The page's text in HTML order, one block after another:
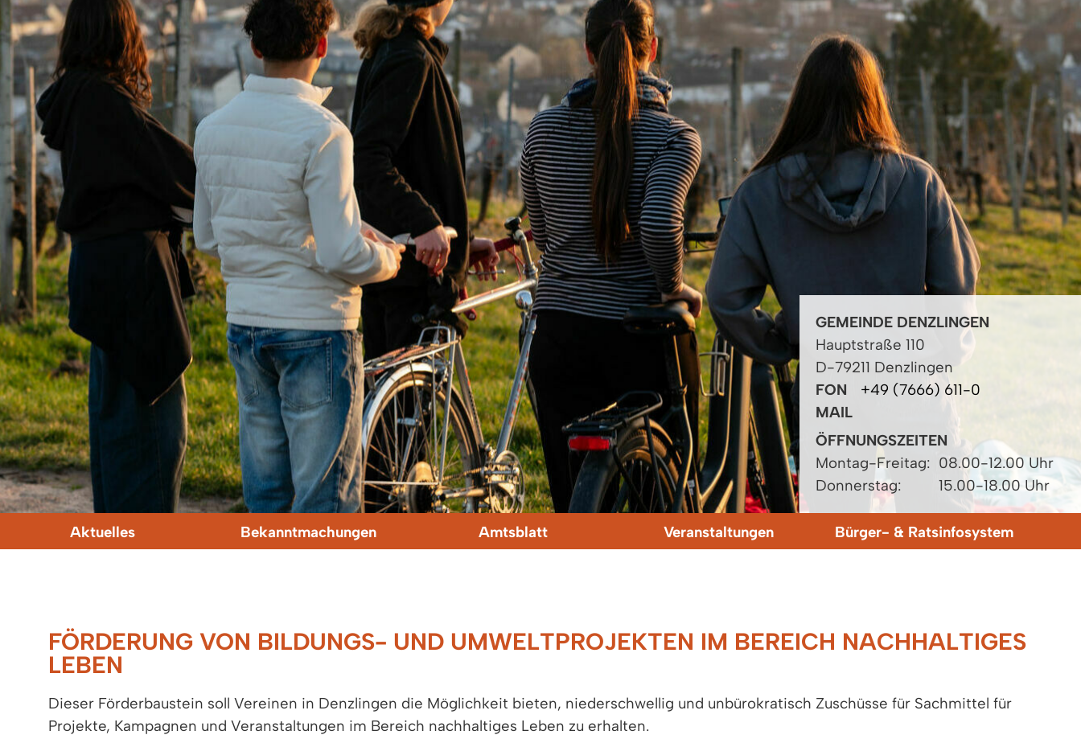
GEMEINDE DENZLINGEN
Hauptstraße 110
D-79211 Denzlingen
FON
+49 (7666) 611-0
MAIL
ÖFFNUNGSZEITEN
Montag-Freitag: 08.00-12.00 Uhr
Donnerstag:
15.00-18.00 Uhr
Aktuelles Bekanntmachungen Amtsblatt Veranstaltungen Bürger- & Ratsinfosystem
FÖRDERUNG VON BILDUNGS- UND UMWELTPROJEKTEN IM BEREICH NACHHALTIGES
LEBEN
Dieser Förderbaustein soll Vereinen in Denzlingen die Möglichkeit bieten, niederschwellig und unbürokratisch Zuschüsse für Sachmittel für
Projekte, Kampagnen und Veranstaltungen im Bereich nachhaltiges Leben zu erhalten.